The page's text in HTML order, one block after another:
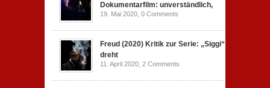
Dokumentarfilm: unverständlich,
19. Mai 2020, 0 Comments
Freud (2020) Kritik zur Serie: „Siggi“
dreht
11. April 2020, 2 Comments